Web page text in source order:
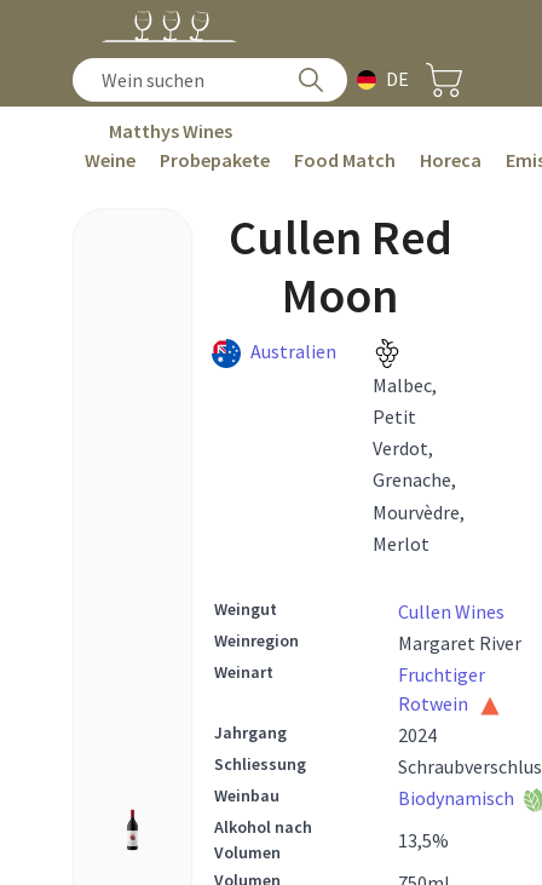
DE
Matthys Wines
Weine
Probepakete Food Match Horeca
Cullen Red
Moon
Australien
Malbec,
Petit
Verdot,
Grenache,
Mourvèdre,
Merlot
Weingut Cullen Wines
Weinregion Margaret River
Weinart
Fruchtiger
Rotwein
Jahrgang 2024
Schliessung
Weinbau Biodynamisch
Alkohol nach
Volumen
13,5%
Volumen